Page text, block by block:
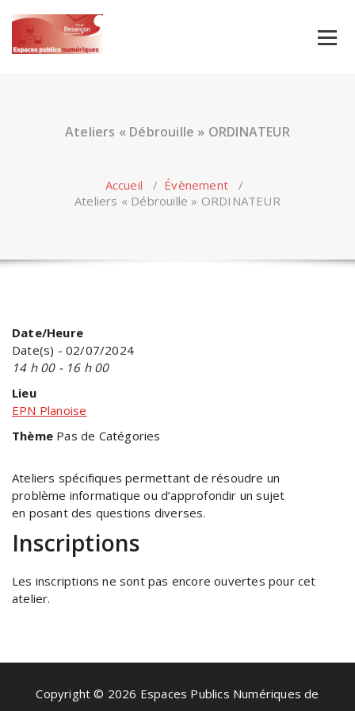
content
Ateliers « Débrouille » ORDINATEUR
Accueil / Évènement /
Ateliers « Débrouille » ORDINATEUR
Date/Heure
Date(s) - 02/07/2024
14 h 00 - 16 h 00
Lieu
EPN Planoise
Thème Pas de Catégories
Ateliers spécifiques permettant de résoudre un
problème informatique ou d’approfondir un sujet
en posant des questions diverses.
Inscriptions
Les inscriptions ne sont pas encore ouvertes pour cet
atelier.
Copyright © 2026 Espaces Publics Numériques de